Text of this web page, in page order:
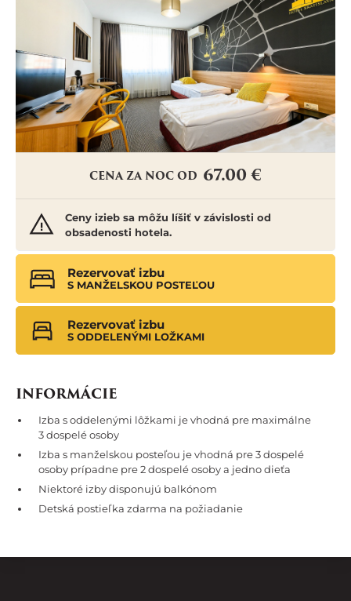
CENA ZA NOC OD 67.00 €
Ceny izieb sa môžu líšiť v závislosti od
obsadenosti hotela.
Rezervovať izbu
S MANŽELSKOU POSTEĽOU
Rezervovať izbu
S ODDELENÝMI LOŽKAMI
INFORMÁCIE
Izba s oddelenými lôžkami je vhodná pre maximálne
3 dospelé osoby
Izba s manželskou posteľou je vhodná pre 3 dospelé
osoby prípadne pre 2 dospelé osoby a jedno dieťa
Niektoré izby disponujú balkónom
Detská postieľka zdarma na požiadanie